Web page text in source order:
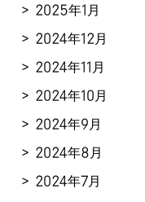
2025年1月
2024年12月
2024年11月
2024年10月
2024年9月
2024年8月
2024年7月